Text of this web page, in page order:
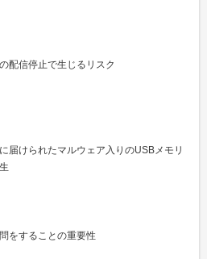
配信停止で生じるリスク
届けられたマルウェア入りのUSBメモリ
をすることの重要性